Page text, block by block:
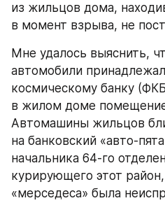
из жильцов дома,
в момент взрыва, не
Мне удалось выяснить,
автомобили
космическому банку
в жилом доме
Автомашины жильцов
на банковский «авто-
начальника 64-го
курирующего этот
«мерседеса» была